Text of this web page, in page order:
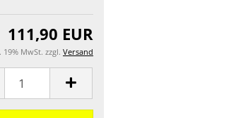
111,90 EUR
19% MwSt. zzgl. Versand